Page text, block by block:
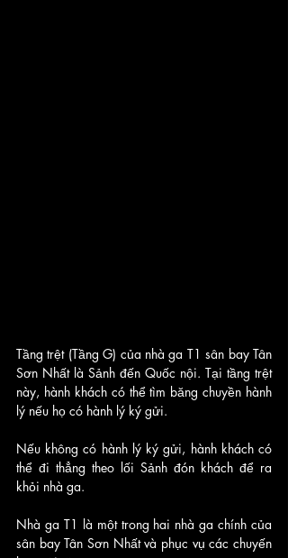
Tầng trệt (Tầng G) của nhà ga T1 sân bay Tân
Sơn Nhất là Sảnh đến Quốc nội. Tại tầng trệt
này, hành khách có thể tìm băng chuyền hành
lý nếu họ có hành lý ký gửi.
Nếu không có hành lý ký gửi, hành khách có
thể đi thẳng theo lối Sảnh đón khách để ra
khỏi nhà ga.
Nhà ga T1 là một trong hai nhà ga chính của
sân bay Tân Sơn Nhất và phục vụ các chuyến